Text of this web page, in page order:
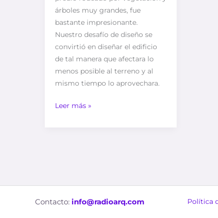
árboles muy grandes, fue
bastante impresionante.
Nuestro desafío de diseño se
convirtió en diseñar el edificio
de tal manera que afectara lo
menos posible al terreno y al
mismo tiempo lo aprovechara.
Leer más »
Contacto: info@radioarq.com Política